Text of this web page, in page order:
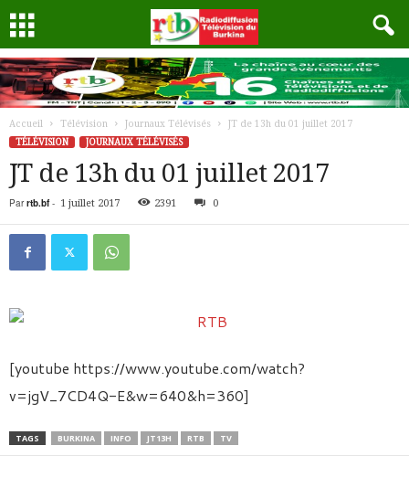
Accueil Télévision Journaux Télévisés
JT de 13h du 01 juillet 2017
TÉLÉVISION
JOURNAUX TÉLÉVISÉS
JT de 13h du 01 juillet 2017
Par rtb.bf- 1 juillet 2017 2391 0
[youtube https://www.youtube.com/watch?
v=jgV_7CD4Q-E&w=640&h=360]
TAGS BURKINA INFO JT13H RTB TV